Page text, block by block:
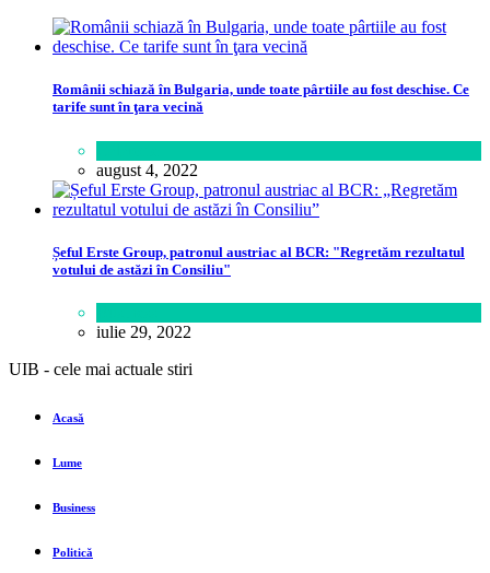
Românii schiază în Bulgaria, unde toate pârtiile au fost deschise. Ce
tarife sunt în ţara vecină
august 4, 2022
Șeful Erste Group, patronul austriac al BCR: "Regretăm rezultatul
votului de astăzi în Consiliu"
iulie 29, 2022
UIB - cele mai actuale stiri
Acasă
Lume
Business
Politică